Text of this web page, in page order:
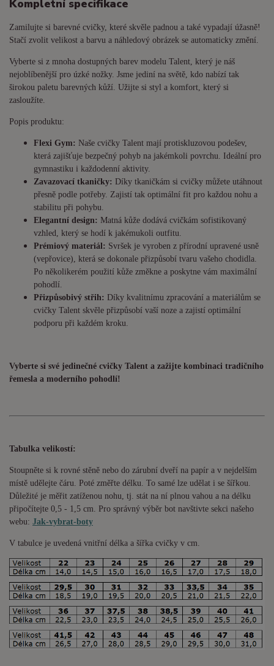
Kompletní specifikace
Zamilujte si barevné cvičky, které skvěle padnou a také vypadají úžasně!
Stačí zvolit velikost a barvu a náhledový obrázek se automaticky změní.
Vyberte si z mnoha dostupných barev modelu Talent, který je náš
nejoblíbenější pro úzké nožky. Jsme jediní na světě, kdo nabízí tak
širokou paletu barevných kůží. Užijte si styl a komfort, který si
zasloužíte.
Popis produktu:
Flexi Gym: Naše cvičky Talent mají protiskluzovou podešev,
která zajišťuje bezpečný pohyb na jakémkoli povrchu. Ideální pro
gymnastiku i každodenní aktivity.
Zavazovací tkaničky: Díky tkaničkám si cvičky můžete utáhnout
přesně podle potřeby. Zajistí tak optimální fit pro každou nohu a
stabilitu při pohybu.
Elegantní design: Matná kůže dodává cvičkám sofistikovaný
vzhled, který se hodí k jakémukoli outfitu.
Prémiový materiál: Svršek je vyroben z přírodní upravené usně
(vepřovice), která se dokonale přizpůsobí tvaru vašeho chodidla.
Po několikerém použití kůže změkne a poskytne vám maximální
pohodlí.
Přizpůsobivý střih: Díky kvalitnímu zpracování a materiálům se
cvičky Talent skvěle přizpůsobí vaší noze a zajistí optimální
podporu při každém kroku.
Vyberte si své jedinečné cvičky Talent a zažijte kombinaci tradičního
řemesla a moderního pohodlí!
Tabulka velikostí:
Stoupněte si k rovné stěně nebo do zárubní dveří na papír a v nejdelším
místě udělejte čáru. Poté změřte délku. To samé lze udělat i se šířkou.
Důležité je měřit zatíženou nohu, tj. stát na ní plnou vahou a na délku
připočítejte 0,5 - 1,5 cm. Pro správný výběr bot navštivte sekci našeho
webu: Jak-vybrat-boty
V tabulce je uvedená vnitřní délka a šířka cvičky v cm.